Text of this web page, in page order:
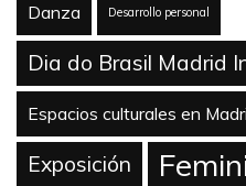
Danza Desarrollo personal
Dia do Brasil Madrid
Espacios culturales en
Exposición